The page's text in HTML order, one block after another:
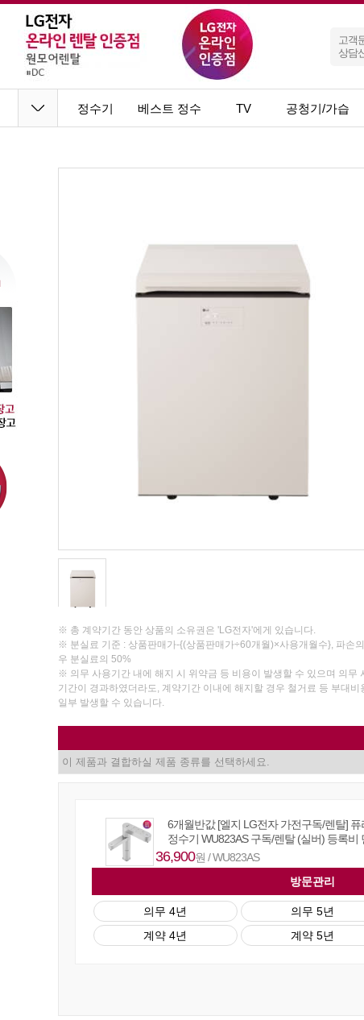
고객
상담
정수기 베스트 정수 TV 공청기/가습
※ 총 계약기간 동안 상품의 소유권은 'LG전자'에게 있습니다.
※ 분실료 기준 : 상품판매가-{(상품판매가÷60개월)×사용개월수}, 파손
우 분실료의 50%
※ 의무 사용기간 내에 해지 시 위약금 등 비용이 발생할 수 있으며 의무
기간이 경과하였더라도, 계약기간 이내에 해지할 경우 철거료 등 부대비
일부 발생할 수 있습니다.
6개월반값 [엘지 LG전자 가전구독/렌탈]
정수기 WU823AS 구독/렌탈 (실버) 등록비
36,900원 / WU823AS
방문관리
의무 4년
계약 4년
의무 5년
계약 5년